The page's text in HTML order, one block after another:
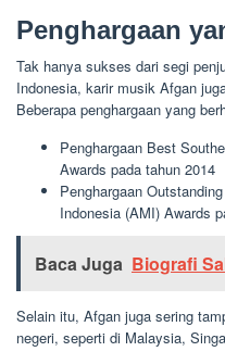
Penghargaan
Tak hanya sukses dari segi
Indonesia, karir musik Afgan
Beberapa penghargaan yang
Penghargaan Best
Awards pada tahun 2014
Penghargaan
Indonesia (AMI) Awards
Baca Juga Biografi
Selain itu, Afgan juga sering
negeri, seperti di Malaysia,